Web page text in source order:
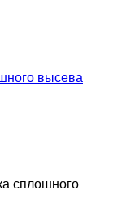
высева
сплошного